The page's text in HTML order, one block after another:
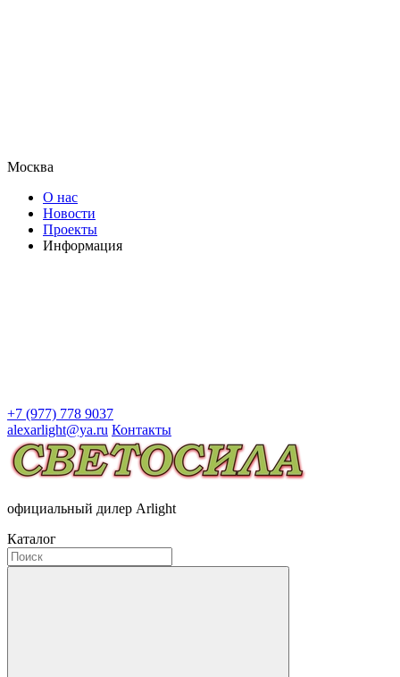
Москва
О нас
Новости
Проекты
Информация
+7 (977) 778 9037
alexarlight@ya.ru Контакты
официальный дилер Arlight
Каталог